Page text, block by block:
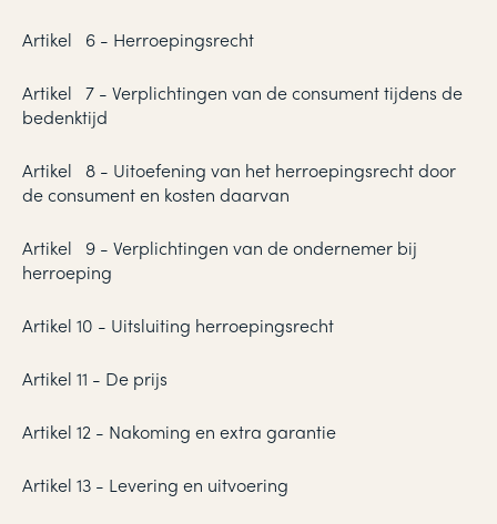
Artikel 6 - Herroepingsrecht
Artikel 7 - Verplichtingen van de consument tijdens de
bedenktijd
Artikel 8 - Uitoefening van het herroepingsrecht door
de consument en kosten daarvan
Artikel 9 - Verplichtingen van de ondernemer bij
herroeping
Artikel 10 - Uitsluiting herroepingsrecht
Artikel 11 - De prijs
Artikel 12 - Nakoming en extra garantie
Artikel 13 - Levering en uitvoering